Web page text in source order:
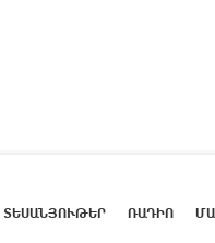
ՏԵՍԱՆՅՈՒԹԵՐ ՌԱԴԻՈ